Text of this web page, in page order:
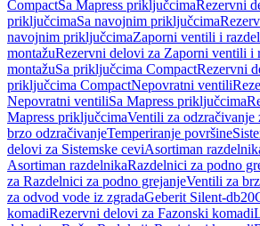
CompactSa Mapress priključcimaRezervni
priključcimaSa navojnim priključcima
navojnim priključcimaZaporni ventili i
montažuRezervni delovi za Zaporni ventili i
montažuSa priključcima CompactRezervni
priključcima CompactNepovratni ventili
Nepovratni ventiliSa Mapress priključcima
Mapress priključcimaVentili za odzračivanje
brzo odzračivanjeTemperiranje površine
delovi za Sistemske ceviAsortiman
Asortiman razdelnikaRazdelnici za podno
za Razdelnici za podno grejanjeVentili za
za odvod vode iz zgradaGeberit Silent-db20
komadiRezervni delovi za Fazonski komadi